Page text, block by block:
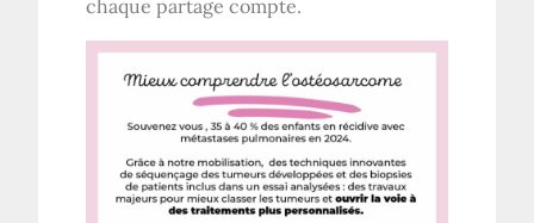
chaque partage compte.